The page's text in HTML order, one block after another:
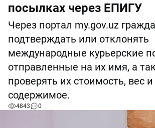
посылках через ЕПИГУ
Через портал my.gov.uz
подтверждать или отклонять
международные курьерские
отправленные на их имя, а
проверять их стоимость, вес и
содержимое.
4843 0